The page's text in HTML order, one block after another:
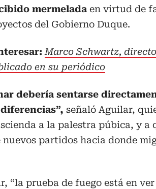
mermelada en virtud de
del Gobierno Duque.
Marco Schwartz,
en su periódico
debería sentarse
señaló Aguilar,
a la palestra púbica, y a
nuevos partidos hacia donde
“la prueba de fuego está en